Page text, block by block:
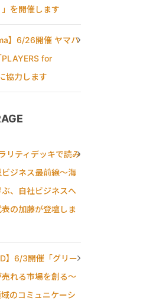
を開催します
】6/26開催 ヤマハ
for
協力します
リティデッキで読み
ジネス最前線〜海
、自社ビジネスへ
の加藤が登壇しま
】6/3開催「グリー
れる市場を創る〜
のコミュニケーシ